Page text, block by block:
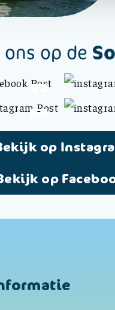
op de
op
op